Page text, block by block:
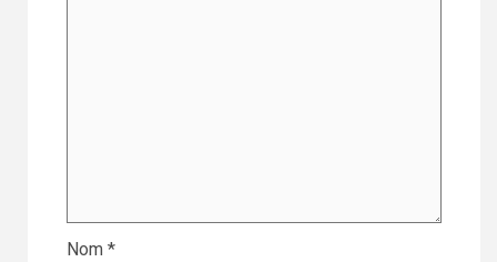
Nom *